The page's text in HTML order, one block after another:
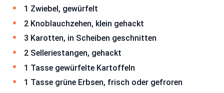
1 Zwiebel, gewürfelt
2 Knoblauchzehen, klein gehackt
3 Karotten, in Scheiben geschnitten
2 Selleriestangen, gehackt
1 Tasse gewürfelte Kartoffeln
1 Tasse grüne Erbsen, frisch oder gefroren